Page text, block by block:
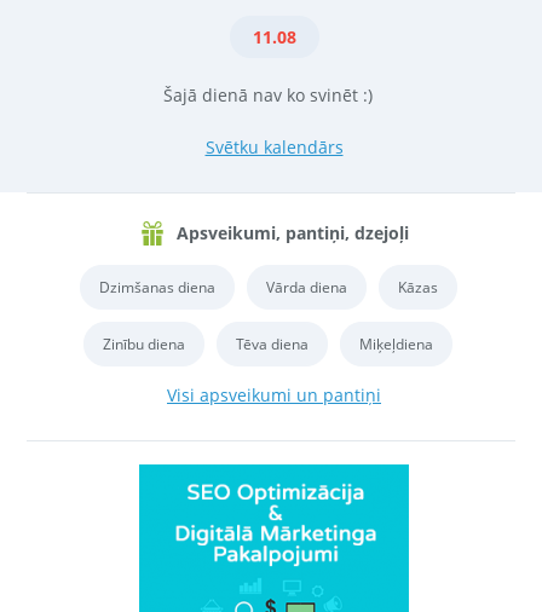
11.08
Šajā dienā nav ko svinēt :)
Svētku kalendārs
Apsveikumi, pantiņi, dzejoļi
Dzimšanas diena Vārda diena Kāzas
Zinību diena Tēva diena Miķeļdiena
Visi apsveikumi un pantiņi